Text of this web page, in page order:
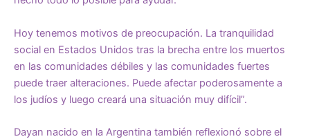
Hoy tenemos motivos de preocupación. La tranquilidad
social en Estados Unidos tras la brecha entre los muertos
en las comunidades débiles y las comunidades fuertes
puede traer alteraciones. Puede afectar poderosamente a
los judíos y luego creará una situación muy difícil”.
Dayan nacido en la Argentina también reflexionó sobre el